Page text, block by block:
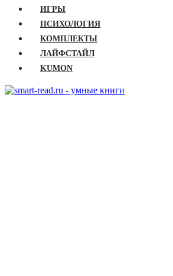
ИГРЫ
ПСИХОЛОГИЯ
КОМПЛЕКТЫ
ЛАЙФСТАЙЛ
KUMON